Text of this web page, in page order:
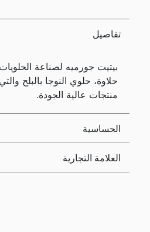
تفاصيل
بيتيت جورميه لصناعة
حلاوة، حلوي النوجا بالبلح
منتجات عالية الجودة.
الحساسية
العلامة التجارية